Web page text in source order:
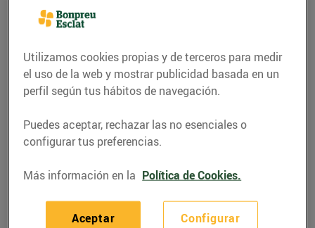
CONSEJOS Y HÁBITOS SALUDABLES
Et toca dinar fora de
casa?
Utilizamos cookies propias y de terceros para medir
el uso de la web y mostrar publicidad basada en un
perfil según tus hábitos de navegación.
Puedes aceptar, rechazar las no esenciales o
configurar tus preferencias.
Más información en la Política de Cookies.
Configurar
Aceptar